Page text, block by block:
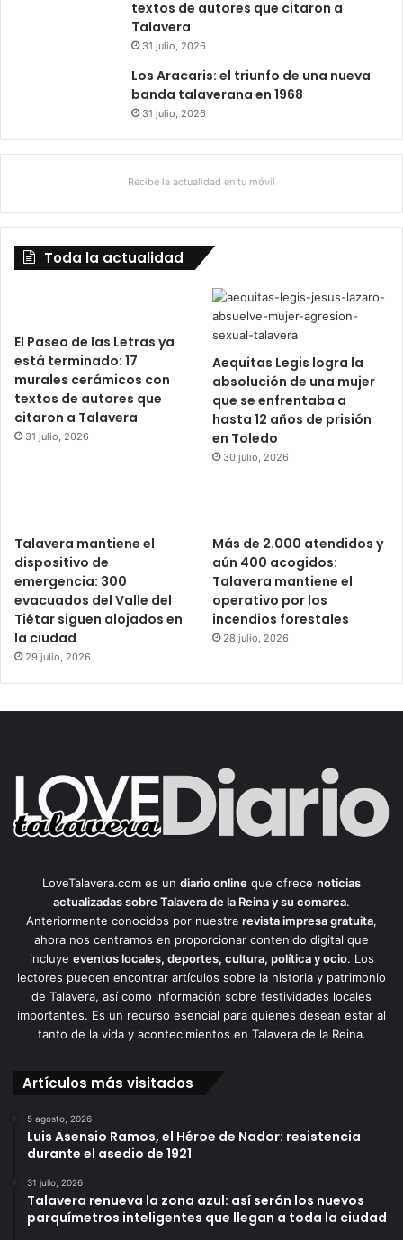
textos de autores que citaron a
Talavera
31 julio, 2026
Los Aracaris: el triunfo de una nueva
banda talaverana en 1968
31 julio, 2026
Recibe la actualidad en tu móvil
Toda la actualidad
El Paseo de las Letras ya
está terminado: 17
murales cerámicos con
textos de autores que
citaron a Talavera
31 julio, 2026
Aequitas Legis logra la
absolución de una mujer
que se enfrentaba a
hasta 12 años de prisión
en Toledo
30 julio, 2026
Talavera mantiene el
dispositivo de
emergencia: 300
evacuados del Valle del
Tiétar siguen alojados en
la ciudad
29 julio, 2026
Más de 2.000 atendidos y
aún 400 acogidos:
Talavera mantiene el
operativo por los
incendios forestales
28 julio, 2026
LoveTalavera.com es un diario online que ofrece noticias
actualizadas sobre Talavera de la Reina y su comarca.
Anteriormente conocidos por nuestra revista impresa gratuita,
ahora nos centramos en proporcionar contenido digital que
incluye eventos locales, deportes, cultura, política y ocio. Los
lectores pueden encontrar artículos sobre la historia y patrimonio
de Talavera, así como información sobre festividades locales
importantes. Es un recurso esencial para quienes desean estar al
tanto de la vida y acontecimientos en Talavera de la Reina.
Artículos más visitados
5 agosto, 2026
Luis Asensio Ramos, el Héroe de Nador: resistencia
durante el asedio de 1921
31 julio, 2026
Talavera renueva la zona azul: así serán los nuevos
parquímetros inteligentes que llegan a toda la ciudad